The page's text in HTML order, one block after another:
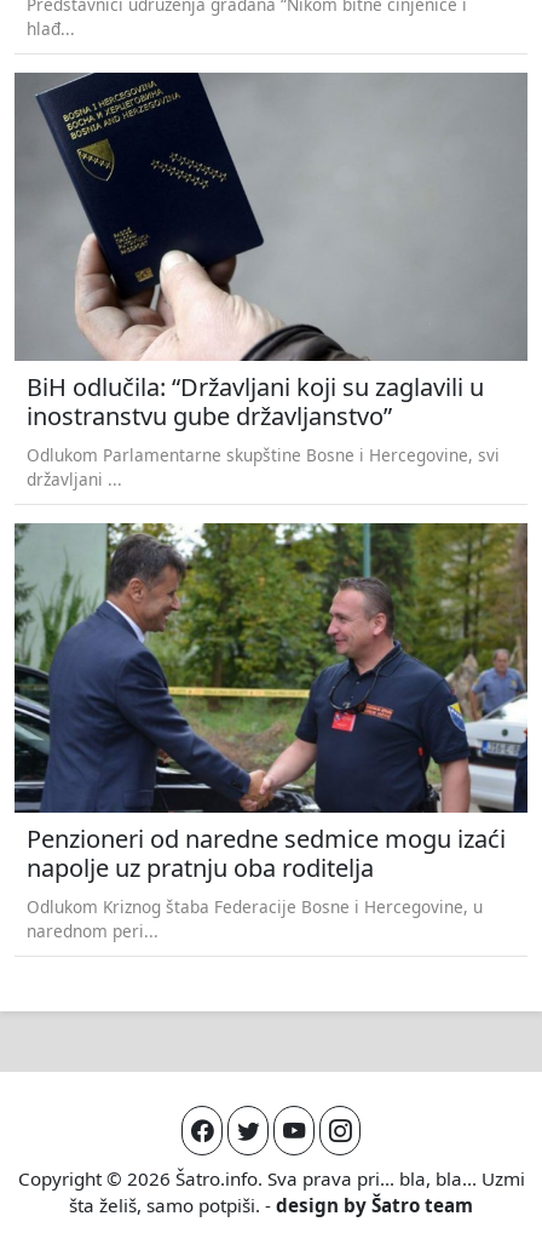
hlađ...
BiH odlučila: “Državljani koji su zaglavili u
inostranstvu gube državljanstvo”
Odlukom Parlamentarne skupštine Bosne i Hercegovine, svi
državljani ...
Penzioneri od naredne sedmice mogu izaći
napolje uz pratnju oba roditelja
Odlukom Kriznog štaba Federacije Bosne i Hercegovine, u
narednom peri...
Copyright © 2026 Šatro.info. Sva prava pri... bla, bla... Uzmi
šta želiš, samo potpiši. - design by Šatro team